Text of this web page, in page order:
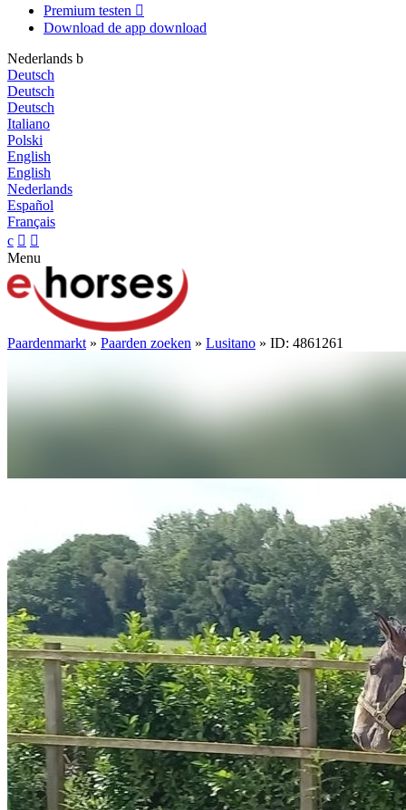
Premium testen 
Download de app download
Nederlands b
Deutsch
Deutsch
Deutsch
Italiano
Polski
English
English
Nederlands
Español
Français
c  
Menu
Paardenmarkt » Paarden zoeken » Lusitano » ID: 4861261